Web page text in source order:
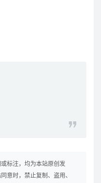
标注，均为本站原创发
意时，禁止复制、盗用、